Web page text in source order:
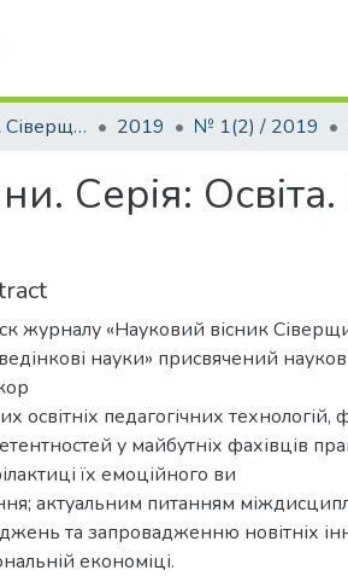
Науковий вісник Сіверщини. Серія: Освіта. Соціальні та поведінкові науки 2019 № 1(2) / 2019
Серія: Освіта.
журналу «Науковий вісник
науки» присвячений
освітніх педагогічних
у майбутніх фахівців
їх емоційного ви
актуальним питанням
та запровадженню новітніх
економіці.